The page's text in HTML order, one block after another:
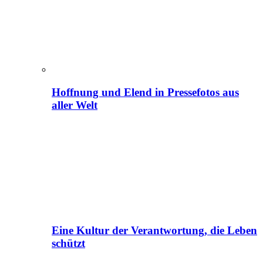
Hoffnung und Elend in Pressefotos aus
aller Welt
Eine Kultur der Verantwortung, die Leben
schützt